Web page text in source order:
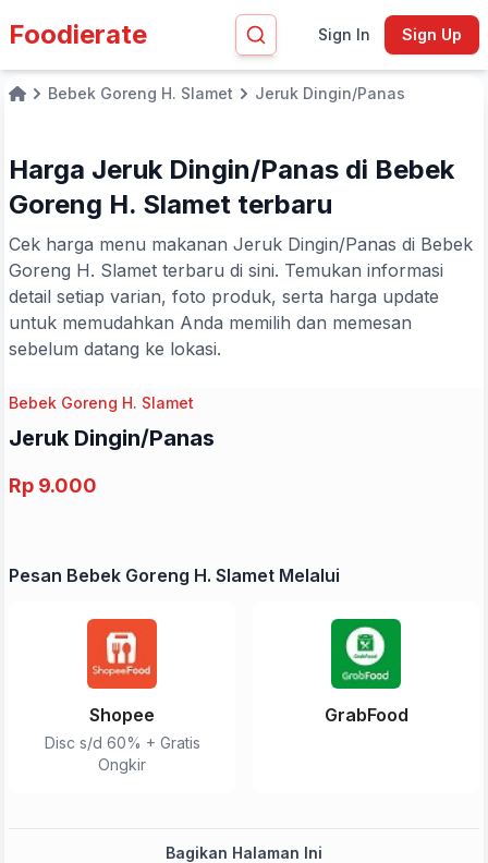
Foodierate Sign In Sign Up
HomeBebek Goreng H. Slamet Jeruk Dingin/Panas
Harga Jeruk Dingin/Panas di Bebek
Goreng H. Slamet terbaru
Cek harga menu makanan Jeruk Dingin/Panas di Bebek
Goreng H. Slamet terbaru di sini. Temukan informasi
detail setiap varian, foto produk, serta harga update
untuk memudahkan Anda memilih dan memesan
sebelum datang ke lokasi.
Bebek Goreng H. Slamet
Jeruk Dingin/Panas
Rp 9.000
Pesan Bebek Goreng H. Slamet Melalui
Shopee
Disc s/d 60% + Gratis
Ongkir
GrabFood
Bagikan Halaman Ini